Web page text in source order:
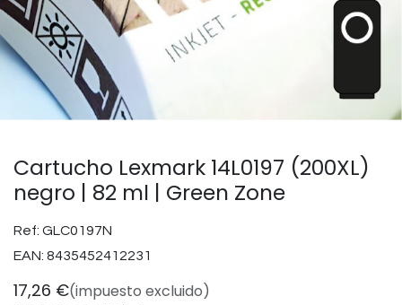
Cartucho Lexmark 14L0197 (200XL)
negro | 82 ml | Green Zone
Ref: GLC0197N
EAN: 8435452412231
17,26 €(impuesto excluido)